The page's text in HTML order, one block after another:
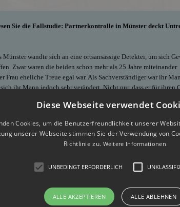
Sie die Fallstudie: Partnerkontrolle in Münster deckt
wandte sich an eine ortsansässige Detektei, um sich
Zwar waren die beiden schon mehr als 25 Jahre miteinander
Frau eheliche Treue egal war. Als Sachverständiger war ihr
ihr Mann jedoch sehr verändert. Nicht nur, dass er für ihren
auch die Haare. Durch Zufall entdeckte die Frau ein zweites
All das konnte sie nicht mehr mit der typischen Midlife-
Münster um Hilfe.
schlugen die Ermittler für Münster eine Personenüberwachung
damit der Ehemann nichts davon mitbekam. Den
in den Kalender ihres Mannes. Am besagten Tag platzierten
das dieser gegen neun Uhr verließ, um sich auf den Weg
Termine in unterschiedlichen Werkstätten. Anschließend
Diese Webseite verwendet
Cookies, um die Benutzerfreundlichkeit unserer
unserer Webseite stimmen Sie der Verwendung von
Richtlinie zu. Weitere Informationen
UNBEDINGT ERFORDERLICH
ALLE AKZEPTIEREN ALLE ABLEHNEN